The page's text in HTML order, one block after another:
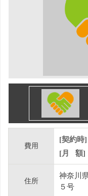
費用
[契約時]
[月 額]
住所
神奈川
５号